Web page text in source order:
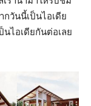
วันนี้เป็นไอเดีย
ไอเดียกันต่อเลย